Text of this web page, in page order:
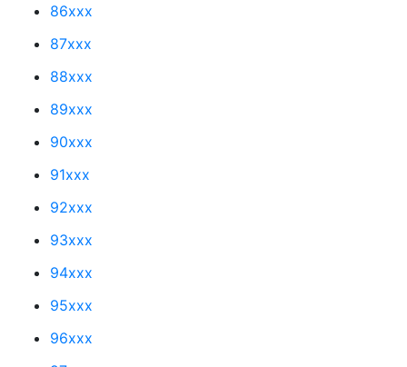
86xxx
87xxx
88xxx
89xxx
90xxx
91xxx
92xxx
93xxx
94xxx
95xxx
96xxx